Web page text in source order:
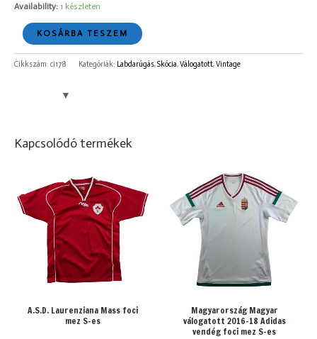
Availability: 1 készleten
KOSÁRBA TESZEM
Cikkszám: ci178 Kategóriák: Labdarúgás,Skócia,Válogatott,Vintage
Kapcsolódó termékek
A.S.D. Laurenziana Mass foci
mez S-es
Magyarország Magyar
válogatott 2016-18 Adidas
vendég foci mez S-es